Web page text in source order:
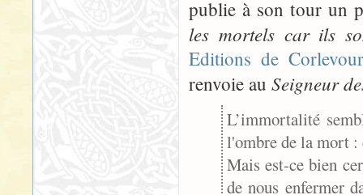
publie à son tour un
les mortels car ils
Editions de
renvoie au Seigneur
L’immortalité
l'ombre de la mort :
Mais est-ce bien
de nous enfermer